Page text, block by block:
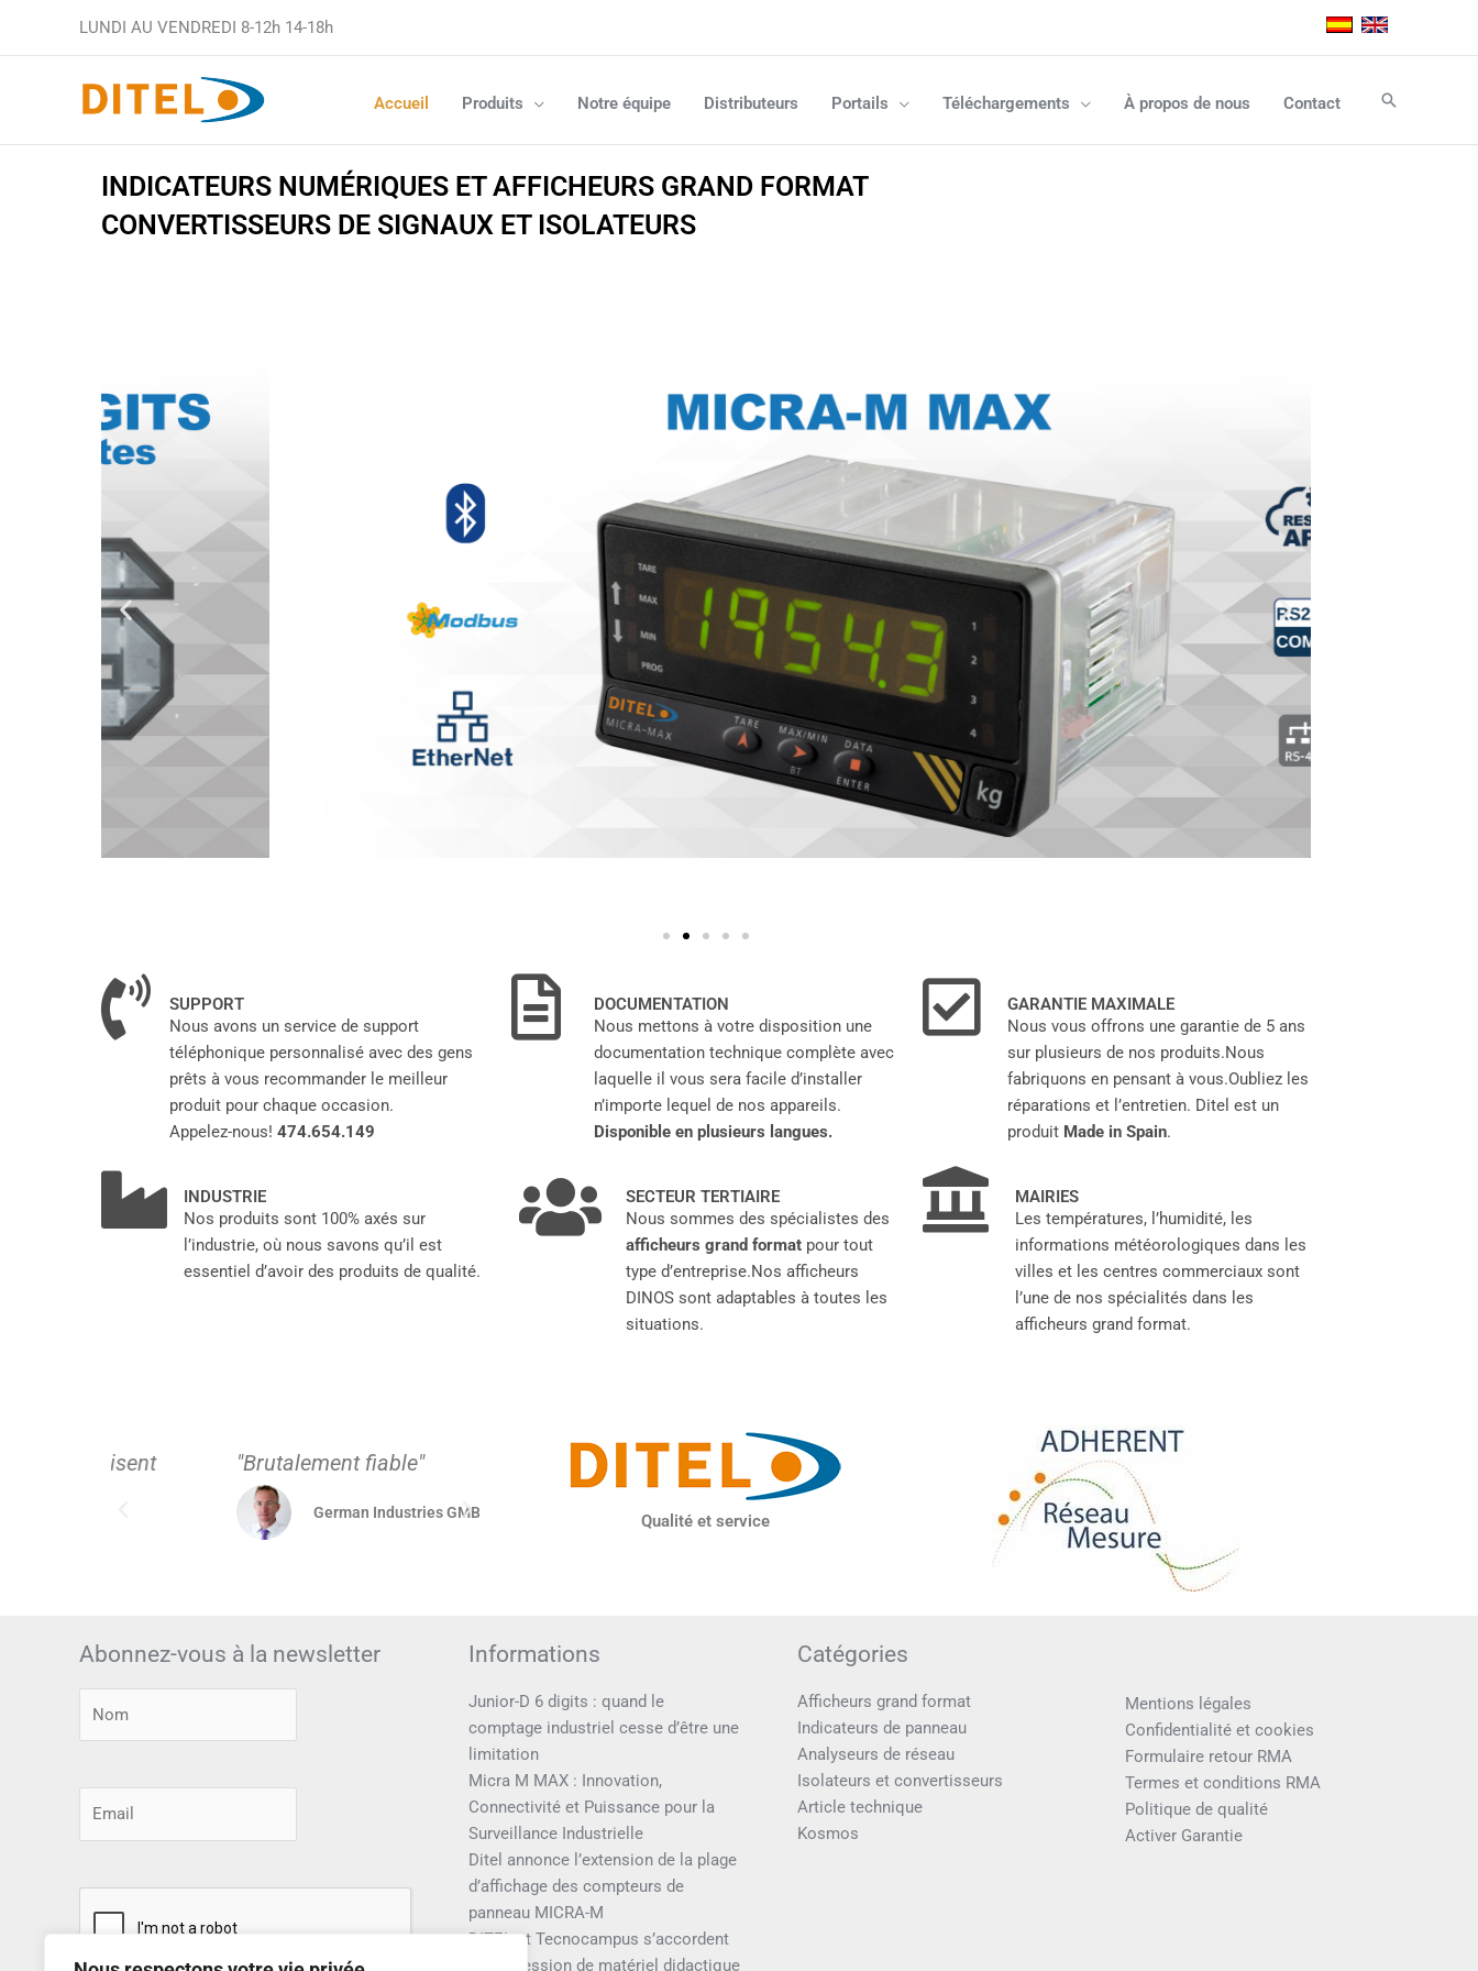
LUNDI AU VENDREDI 8-12h 14-18h
Accueil Produits Notre équipe Distributeurs Portails Téléchargements À propos de nous Contact Rechercher
INDICATEURS NUMÉRIQUES ET AFFICHEURS GRAND FORMAT
CONVERTISSEURS DE SIGNAUX ET ISOLATEURS
Pour en
savoir
plus
SUPPORT
Nous avons un service de support
téléphonique personnalisé avec des gens
prêts à vous recommander le meilleur
produit pour chaque occasion.
Appelez-nous! 474.654.149
DOCUMENTATION
Nous mettons à votre disposition une
documentation technique complète avec
laquelle il vous sera facile d’installer
n’importe lequel de nos appareils.
Disponible en plusieurs langues.
GARANTIE MAXIMALE
Nous vous offrons une garantie de 5 ans
sur plusieurs de nos produits.Nous
fabriquons en pensant à vous.Oubliez les
réparations et l’entretien. Ditel est un
produit Made in Spain.
INDUSTRIE
Nos produits sont 100% axés sur
l’industrie, où nous savons qu’il est
essentiel d’avoir des produits de qualité.
SECTEUR TERTIAIRE
Nous sommes des spécialistes des
afficheurs grand format pour tout
type d’entreprise.Nos afficheurs
DINOS sont adaptables à toutes les
situations.
MAIRIES
Les températures, l’humidité, les
informations météorologiques dans les
villes et les centres commerciaux sont
l’une de nos spécialités dans les
afficheurs grand format.
"Brutalement fiable"
German Industries GMBH
"Garantie de qualité et de fiabilité"
McXander Inc.
"Tous mes projets R&D utilisent
Disgrega
Qualité et service
Abonnez-vous à la newsletter Informations
Junior-D 6 digits : quand le
comptage industriel cesse d’être une
limitation
Micra M MAX : Innovation,
Connectivité et Puissance pour la
Surveillance Industrielle
Ditel annonce l’extension de la plage
d’affichage des compteurs de
panneau MICRA-M
DITEL et Tecnocampus s’accordent
sur la cession de matériel didactique
Catégories
Afficheurs grand format
Indicateurs de panneau
Analyseurs de réseau
Isolateurs et convertisseurs
Article technique
Kosmos
Mentions légales
Confidentialité et cookies
Formulaire retour RMA
Termes et conditions RMA
Politique de qualité
Activer Garantie